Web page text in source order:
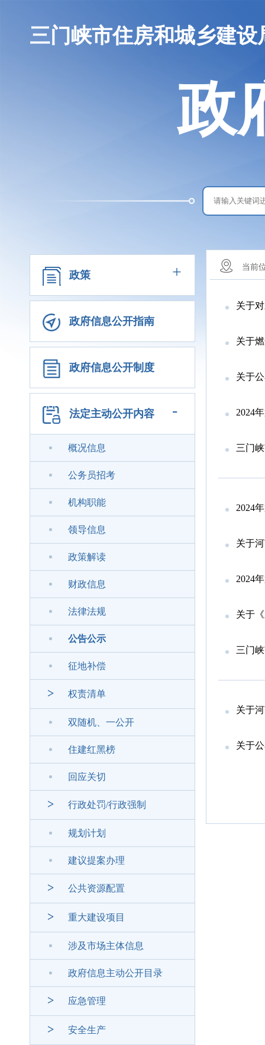
三门峡市住房和城乡建设
政
政策 +
政府信息公开指南
政府信息公开制度
法定主动公开内容 -
概况信息
公务员招考
机构职能
领导信息
政策解读
财政信息
法律法规
公告公示
征地补偿
> 权责清单
双随机、一公开
住建红黑榜
回应关切
> 行政处罚/行政强制
规划计划
建议提案办理
> 公共资源配置
> 重大建设项目
涉及市场主体信息
政府信息主动公开目录
> 应急管理
> 安全生产
当前
关于
关于
关于公
2024
三门
2024
关于
2024
关于
三门
关于
关于